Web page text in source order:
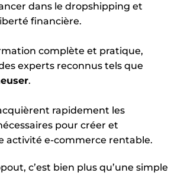
dans le dropshipping et
financière.
complète et pratique,
experts reconnus tels que
.
rapidement les
pour créer et
activité e-commerce rentable.
c’est bien plus qu’une simple